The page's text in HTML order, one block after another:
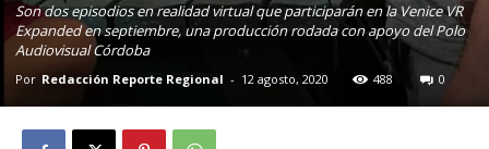
Son dos episodios en realidad virtual que participarán en la Venice VR
Expanded en septiembre, una producción rodada con apoyo del Polo
Audiovisual Córdoba
Por Redacción Reporte Regional - 12 agosto, 2020 488 0